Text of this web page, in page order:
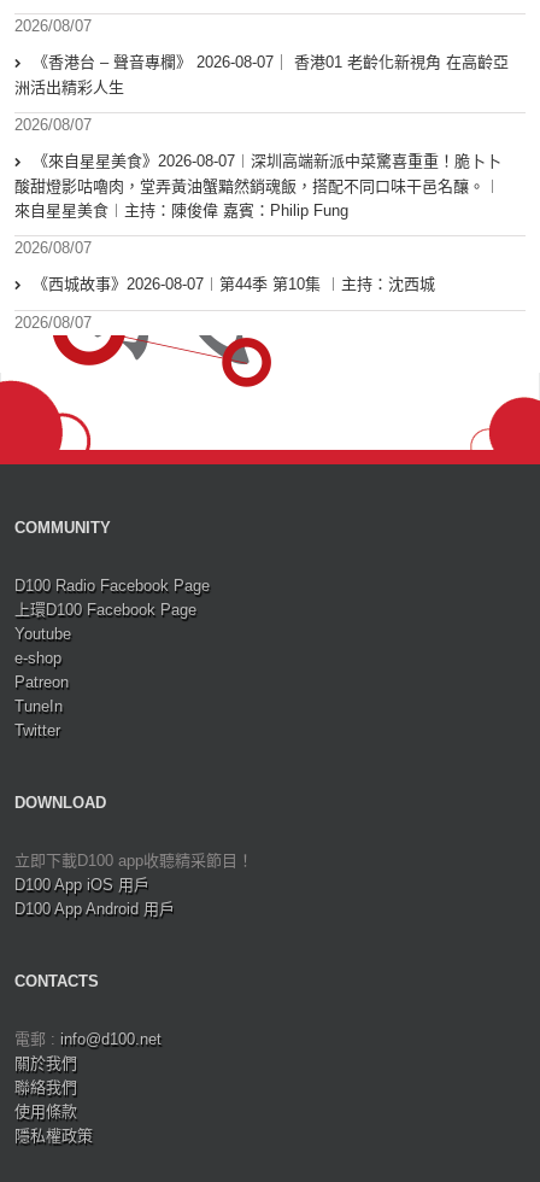
2026/08/07
《香港台 – 聲音專欄》 2026-08-07｜ 香港01 老齡化新視角 在高齡亞
洲活出精彩人生
2026/08/07
《來自星星美食》2026-08-07︱深圳高端新派中菜驚喜重重！脆卜卜
酸甜燈影咕嚕肉，堂弄黃油蟹黯然銷魂飯，搭配不同口味干邑名釀。︱
來自星星美食︱主持：陳俊偉 嘉賓：Philip Fung
2026/08/07
《西城故事》2026-08-07︱第44季 第10集 ︱主持：沈西城
2026/08/07
COMMUNITY
D100 Radio Facebook Page
上環D100 Facebook Page
Youtube
e-shop
Patreon
TuneIn
Twitter
DOWNLOAD
立即下載D100 app收聽精采節目！
D100 App iOS 用戶
D100 App Android 用戶
CONTACTS
電郵 : info@d100.net
關於我們
聯絡我們
使用條款
隱私權政策